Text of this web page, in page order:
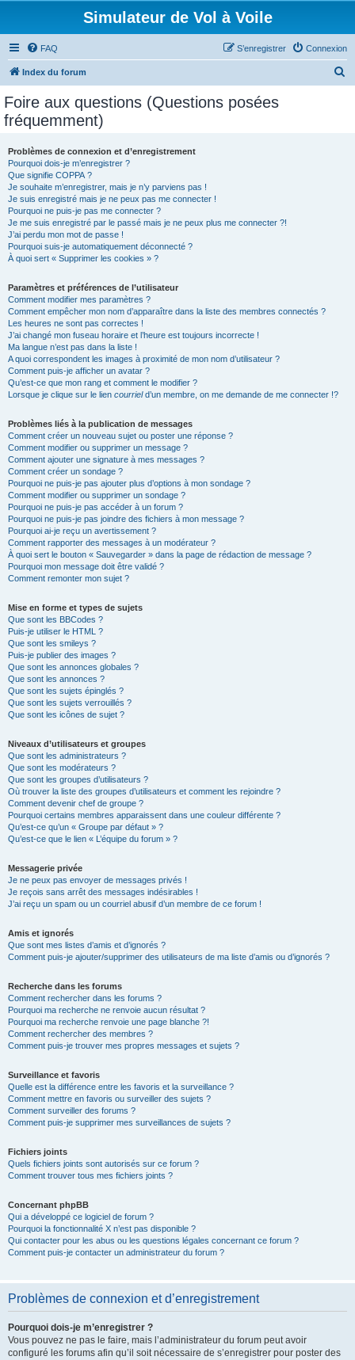
Simulateur de Vol à Voile
FAQ Connexion
S’enregistrer
Index du forum
Foire aux questions (Questions posées
fréquemment)
Problèmes de connexion et d’enregistrement
Pourquoi dois-je m’enregistrer ?
Que signifie COPPA ?
Je souhaite m’enregistrer, mais je n’y parviens pas !
Je suis enregistré mais je ne peux pas me connecter !
Pourquoi ne puis-je pas me connecter ?
Je me suis enregistré par le passé mais je ne peux plus me connecter ?!
J’ai perdu mon mot de passe !
Pourquoi suis-je automatiquement déconnecté ?
À quoi sert « Supprimer les cookies » ?
Paramètres et préférences de l’utilisateur
Comment modifier mes paramètres ?
Comment empêcher mon nom d’apparaître dans la liste des membres connectés ?
Les heures ne sont pas correctes !
J’ai changé mon fuseau horaire et l’heure est toujours incorrecte !
Ma langue n’est pas dans la liste !
A quoi correspondent les images à proximité de mon nom d’utilisateur ?
Comment puis-je afficher un avatar ?
Qu’est-ce que mon rang et comment le modifier ?
Lorsque je clique sur le lien courrield’un membre, on me demande de me connecter !?
Problèmes liés à la publication de messages
Comment créer un nouveau sujet ou poster une réponse ?
Comment modifier ou supprimer un message ?
Comment ajouter une signature à mes messages ?
Comment créer un sondage ?
Pourquoi ne puis-je pas ajouter plus d’options à mon sondage ?
Comment modifier ou supprimer un sondage ?
Pourquoi ne puis-je pas accéder à un forum ?
Pourquoi ne puis-je pas joindre des fichiers à mon message ?
Pourquoi ai-je reçu un avertissement ?
Comment rapporter des messages à un modérateur ?
À quoi sert le bouton « Sauvegarder » dans la page de rédaction de message ?
Pourquoi mon message doit être validé ?
Comment remonter mon sujet ?
Mise en forme et types de sujets
Que sont les BBCodes ?
Puis-je utiliser le HTML ?
Que sont les smileys ?
Puis-je publier des images ?
Que sont les annonces globales ?
Que sont les annonces ?
Que sont les sujets épinglés ?
Que sont les sujets verrouillés ?
Que sont les icônes de sujet ?
Niveaux d’utilisateurs et groupes
Que sont les administrateurs ?
Que sont les modérateurs ?
Que sont les groupes d’utilisateurs ?
Où trouver la liste des groupes d’utilisateurs et comment les rejoindre ?
Comment devenir chef de groupe ?
Pourquoi certains membres apparaissent dans une couleur différente ?
Qu’est-ce qu’un « Groupe par défaut » ?
Qu’est-ce que le lien « L’équipe du forum » ?
Messagerie privée
Je ne peux pas envoyer de messages privés !
Je reçois sans arrêt des messages indésirables !
J’ai reçu un spam ou un courriel abusif d’un membre de ce forum !
Amis et ignorés
Que sont mes listes d’amis et d’ignorés ?
Comment puis-je ajouter/supprimer des utilisateurs de ma liste d’amis ou d’ignorés ?
Recherche dans les forums
Comment rechercher dans les forums ?
Pourquoi ma recherche ne renvoie aucun résultat ?
Pourquoi ma recherche renvoie une page blanche ?!
Comment rechercher des membres ?
Comment puis-je trouver mes propres messages et sujets ?
Surveillance et favoris
Quelle est la différence entre les favoris et la surveillance ?
Comment mettre en favoris ou surveiller des sujets ?
Comment surveiller des forums ?
Comment puis-je supprimer mes surveillances de sujets ?
Fichiers joints
Quels fichiers joints sont autorisés sur ce forum ?
Comment trouver tous mes fichiers joints ?
Concernant phpBB
Qui a développé ce logiciel de forum ?
Pourquoi la fonctionnalité X n’est pas disponible ?
Qui contacter pour les abus ou les questions légales concernant ce forum ?
Comment puis-je contacter un administrateur du forum ?
Problèmes de connexion et d’enregistrement
Pourquoi dois-je m’enregistrer ?
Vous pouvez ne pas le faire, mais l’administrateur du forum peut avoir
configuré les forums afin qu’il soit nécessaire de s’enregistrer pour poster des